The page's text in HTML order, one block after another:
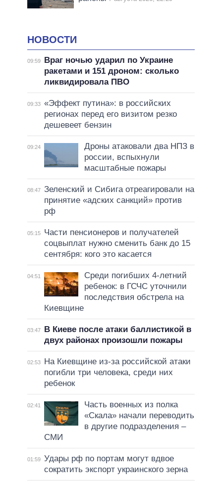
НОВОСТИ
09:59
Враг ночью ударил по Украине
ракетами и 151 дроном: сколько
ликвидировала ПВО
09:33 «Эффект путина»: в российских
регионах перед его визитом резко
дешевеет бензин
09:24
Дроны атаковали два НПЗ в
россии, вспыхнули
масштабные пожары
08:47 Зеленский и Сибига отреагировали на
принятие «адских санкций» против
рф
05:15
Части пенсионеров и получателей
соцвыплат нужно сменить банк до 15
сентября: кого это касается
04:51
Среди погибших 4-летний
ребенок: в ГСЧС уточнили
последствия обстрела на
Киевщине
03:47
В Киеве после атаки баллистикой в
двух районах произошли пожары
02:53
На Киевщине из-за российской атаки
погибли три человека, среди них
ребенок
02:41
Часть военных из полка
«Скала» начали переводить
в другие подразделения –
СМИ
01:59 Удары рф по портам могут вдвое
сократить экспорт украинского зерна